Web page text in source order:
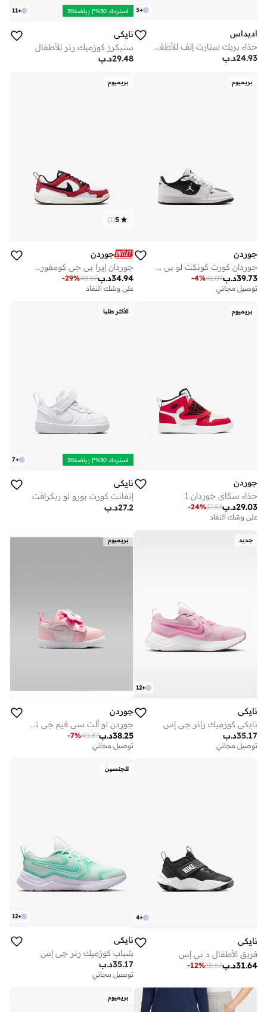
+
3
اديداس
حذاء بريك ستارت إلف للأطفال
د.ب24.93
+
11 استرداد 30%*| رياضة30
نايكي
سنيكرز كوزميك رنر للأطفال
د.ب29.48
بريميوم
جوردن
جوردان كورت كونكت لو بي جي للشباب
د.ب39.73
41.09
-4%
توصيل مجاني
بريميوم
5
(
1
)
جوردن
جوردان إيرا بي جي كومفورت للشباب
د.ب34.94
48.67
-29%
على وشك النفاد
بريميوم
جوردن
حذاء سكاي جوردان 1
د.ب29.03
37.83
-24%
على وشك النفاد
الأكثر طلبا
+
7 استرداد 30%*| رياضة30
نايكي
إنفانت كورت بورو لو ريكرافت
د.ب27.2
جديد
+
12
نايكي
نايكي كوزميك رانر جي إس
د.ب35.17
توصيل مجاني
بريميوم
جوردن
جوردن لو ألت سي فيم جي تي للأطفال الرضع
د.ب38.25
40.87
-7%
توصيل مجاني
+
4
نايكي
فريق الأطفال د بي إس
د.ب31.64
35.67
-12%
للجنسين
+
12
نايكي
شباب كوزميك رنر جي إس
د.ب35.17
توصيل مجاني
بريميوم